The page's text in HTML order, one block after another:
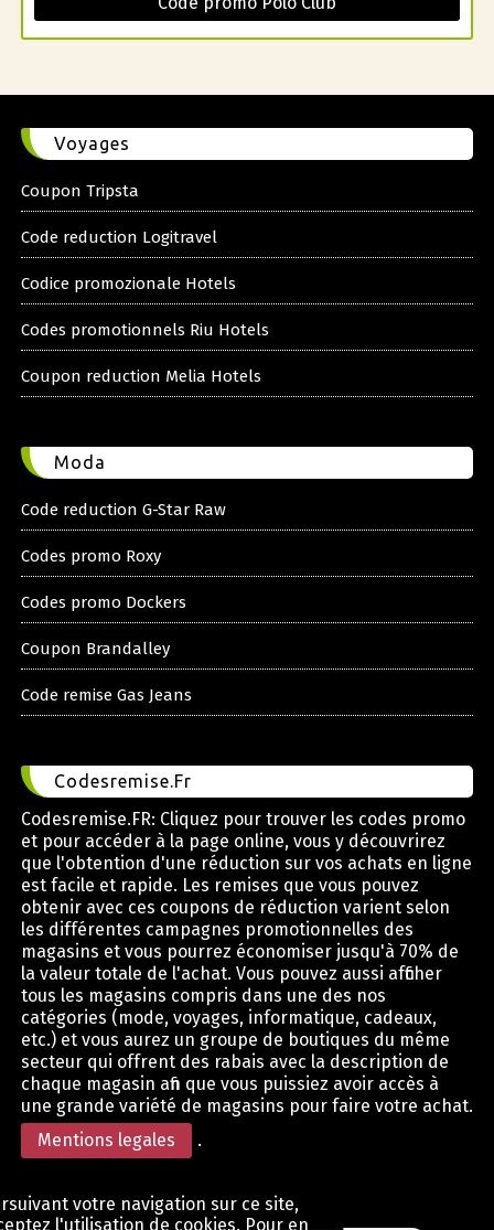
Voyages
Coupon Tripsta
Code reduction Logitravel
Codice promozionale Hotels
Codes promotionnels Riu Hotels
Coupon reduction Melia Hotels
Moda
Code reduction G-Star Raw
Codes promo Roxy
Codes promo Dockers
Coupon Brandalley
Code remise Gas Jeans
Codesremise.Fr
Codesremise.FR: Cliquez pour trouver les codes promo
et pour accéder à la page online, vous y découvrirez
que l'obtention d'une réduction sur vos achats en ligne
est facile et rapide. Les remises que vous pouvez
obtenir avec ces coupons de réduction varient selon
les différentes campagnes promotionnelles des
magasins et vous pourrez économiser jusqu'à 70% de
la valeur totale de l'achat. Vous pouvez aussi afficher
tous les magasins compris dans une des nos
catégories (mode, voyages, informatique, cadeaux,
etc.) et vous aurez un groupe de boutiques du même
secteur qui offrent des rabais avec la description de
chaque magasin afin que vous puissiez avoir accès à
une grande variété de magasins pour faire votre achat.
Mentions legales
.
votre navigation sur ce site,
l'utilisation de cookies. Pour en